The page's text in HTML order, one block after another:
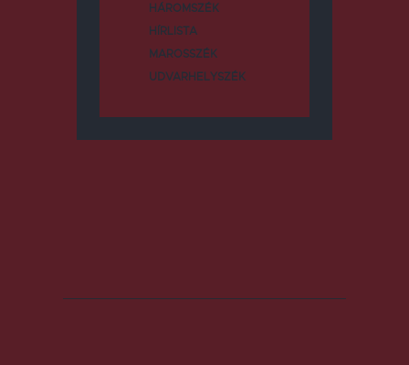
HÁROMSZÉK
HÍRLISTA
MAROSSZÉK
UDVARHELYSZÉK